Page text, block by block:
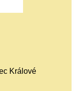
Králové